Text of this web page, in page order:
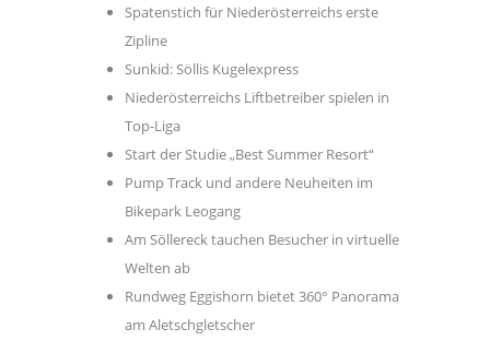
Spatenstich für Niederösterreichs erste
Zipline
Sunkid: Söllis Kugelexpress
Niederösterreichs Liftbetreiber spielen in
Top-Liga
Start der Studie „Best Summer Resort“
Pump Track und andere Neuheiten im
Bikepark Leogang
Am Söllereck tauchen Besucher in virtuelle
Welten ab
Rundweg Eggishorn bietet 360° Panorama
am Aletschgletscher